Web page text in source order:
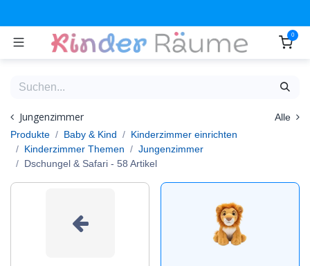
0
Jungenzimmer
Alle
Produkte
Baby & Kind
Kinderzimmer einrichten
Kinderzimmer Themen
Jungenzimmer
Dschungel & Safari - 58 Artikel